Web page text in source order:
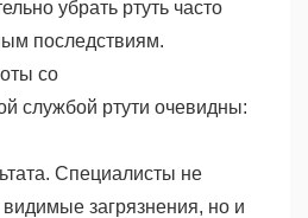
убрать ртуть часто
последствиям.
со
службой ртути очевидны:
Специалисты не
видимые загрязнения, но и